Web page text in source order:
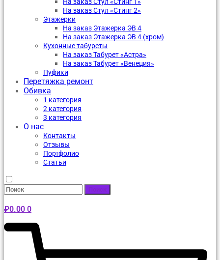
На заказ Стул «Стинг 2»
Этажерки
На заказ Этажерка ЭВ 4
На заказ Этажерка ЭВ 4 (хром)
Кухонные табуреты
На заказ Табурет «Астра»
На заказ Табурет «Венеция»
Пуфики
Перетяжка ремонт
Обивка
1 категория
2 категория
3 категория
О нас
Контакты
Отзывы
Портфолио
Статьи
Поиск
₽0.00 0